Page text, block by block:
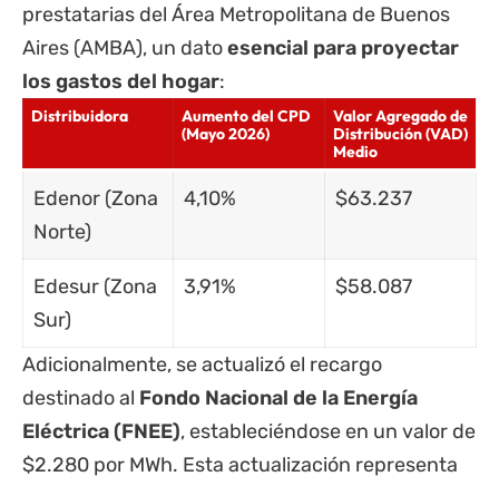
prestatarias del Área Metropolitana de Buenos
Aires (AMBA), un datoesencial para proyectar
los gastos del hogar:
Distribuidora
Aumento del CPD
(Mayo 2026)
Valor Agregado de
Distribución (VAD)
Medio
Edenor (Zona
Norte)
4,10% $63.237
Edesur (Zona
Sur)
3,91% $58.087
Adicionalmente, se actualizó el recargo
destinado al Fondo Nacional de la Energía
Eléctrica (FNEE), estableciéndose en un valor de
$2.280 por MWh. Esta actualización representa